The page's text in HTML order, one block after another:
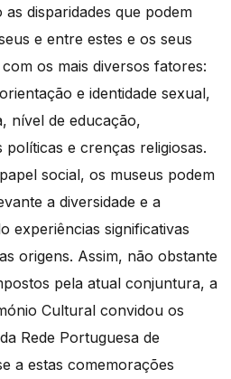
as disparidades que podem
e entre estes e os seus
os mais diversos fatores:
e identidade sexual,
nível de educação,
políticas e crenças religiosas.
social, os museus podem
a diversidade e a
experiências significativas
origens. Assim, não obstante
pela atual conjuntura, a
Cultural convidou os
Rede Portuguesa de
a estas comemorações